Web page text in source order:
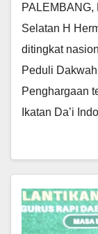
PALEMBANG,
Selatan H
ditingkat
Peduli
Penghargaan
Ikatan Da’i